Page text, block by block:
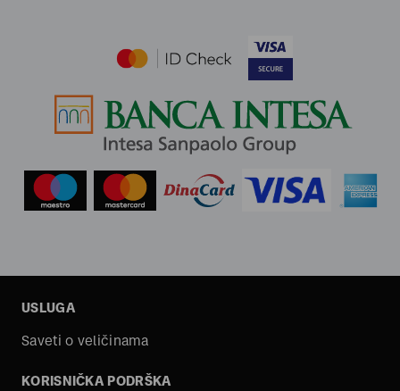
USLUGA
Saveti o veličinama
KORISNIČKA PODRŠKA